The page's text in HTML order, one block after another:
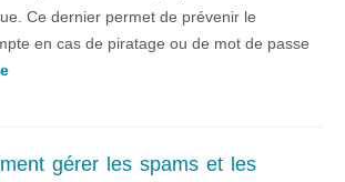
Ce dernier permet de prévenir le
en cas de piratage ou de mot de passe
gérer les spams et les